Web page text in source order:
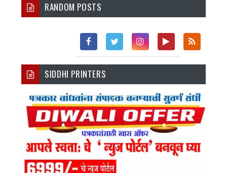
RANDOM POSTS
Fac
Ebo
Ok
Twi
Inst
Am
You
E
SIDDHI PRINTERS